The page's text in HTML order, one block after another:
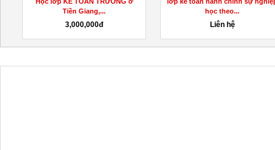
Tiền Giang,...
3,000,000đ
học theo...
Liên hệ